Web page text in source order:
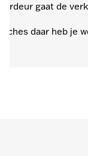
kant open, sta